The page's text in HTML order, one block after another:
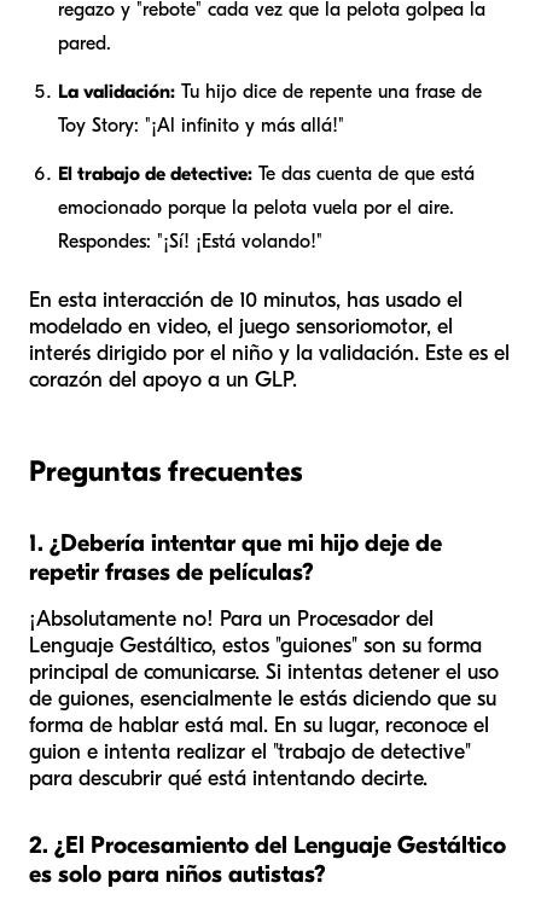
regazo y "rebote" cada vez que la pelota golpea la
pared.
La validación: Tu hijo dice de repente una frase de
Toy Story: "¡Al infinito y más allá!"
El trabajo de detective: Te das cuenta de que está
emocionado porque la pelota vuela por el aire.
Respondes: "¡Sí! ¡Está volando!"
En esta interacción de 10 minutos, has usado el
modelado en video, el juego sensoriomotor, el
interés dirigido por el niño y la validación. Este es el
corazón del apoyo a un GLP.
Preguntas frecuentes
1. ¿Debería intentar que mi hijo deje de
repetir frases de películas?
¡Absolutamente no! Para un Procesador del
Lenguaje Gestáltico, estos "guiones" son su forma
principal de comunicarse. Si intentas detener el uso
de guiones, esencialmente le estás diciendo que su
forma de hablar está mal. En su lugar, reconoce el
guion e intenta realizar el "trabajo de detective"
para descubrir qué está intentando decirte.
2. ¿El Procesamiento del Lenguaje Gestáltico
es solo para niños autistas?